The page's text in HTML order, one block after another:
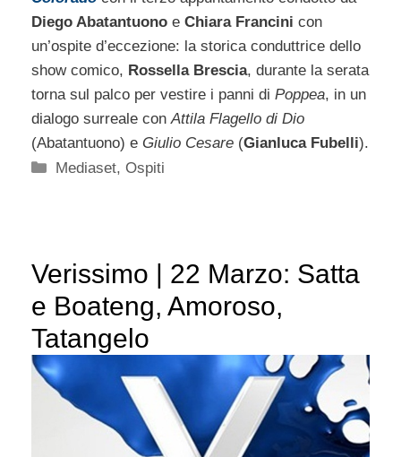
Diego Abatantuono e Chiara Francini con
un’ospite d’eccezione: la storica conduttrice dello
show comico, Rossella Brescia, durante la serata
torna sul palco per vestire i panni di Poppea, in un
dialogo surreale conAttila Flagello di Dio
(Abatantuono) e Giulio Cesare (Gianluca Fubelli).
Categorie
Mediaset,Ospiti
Verissimo | 22 Marzo: Satta
e Boateng, Amoroso,
Tatangelo